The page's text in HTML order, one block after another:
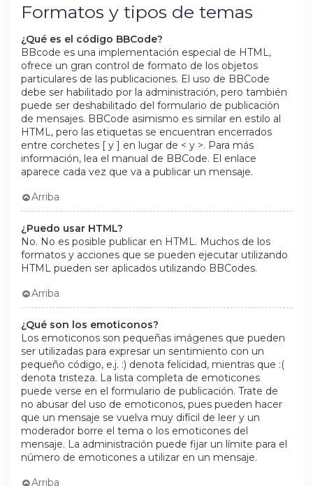
Formatos y tipos de temas
¿Qué es el código BBCode?
BBcode es una implementación especial de HTML,
ofrece un gran control de formato de los objetos
particulares de las publicaciones. El uso de BBCode
debe ser habilitado por la administración, pero también
puede ser deshabilitado del formulario de publicación
de mensajes. BBCode asimismo es similar en estilo al
HTML, pero las etiquetas se encuentran encerrados
entre corchetes [ y ] en lugar de < y >. Para más
información, lea el manual de BBCode. El enlace
aparece cada vez que va a publicar un mensaje.
Arriba
¿Puedo usar HTML?
No. No es posible publicar en HTML. Muchos de los
formatos y acciones que se pueden ejecutar utilizando
HTML pueden ser aplicados utilizando BBCodes.
Arriba
¿Qué son los emoticonos?
Los emoticonos son pequeñas imágenes que pueden
ser utilizadas para expresar un sentimiento con un
pequeño código, e.j. :) denota felicidad, mientras que :(
denota tristeza. La lista completa de emoticones
puede verse en el formulario de publicación. Trate de
no abusar del uso de emoticonos, pues pueden hacer
que un mensaje se vuelva muy difícil de leer y un
moderador borre el tema o los emoticones del
mensaje. La administración puede fijar un límite para el
número de emoticones a utilizar en un mensaje.
Arriba